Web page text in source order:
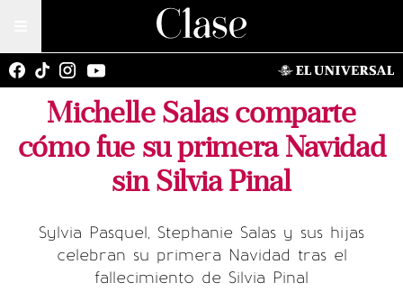
Michelle Salas comparte
cómo fue su primera Navidad
sin Silvia Pinal
Sylvia Pasquel, Stephanie Salas y sus hijas
celebran su primera Navidad tras el
fallecimiento de Silvia Pinal